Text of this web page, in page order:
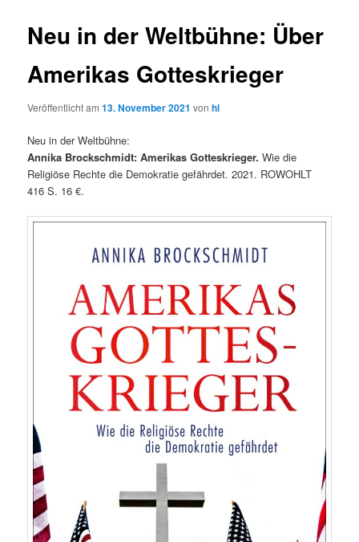
Neu in der Weltbühne: Über
Amerikas Gotteskrieger
Veröffentlicht am13. November 2021 vonhl
Neu in der Weltbühne:
Annika Brockschmidt: Amerikas Gotteskrieger. Wie die
Religiöse Rechte die Demokratie gefährdet. 2021. ROWOHLT
416 S. 16 €.